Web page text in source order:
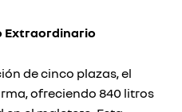
Extraordinario
de cinco plazas, el
ofreciendo 840 litros